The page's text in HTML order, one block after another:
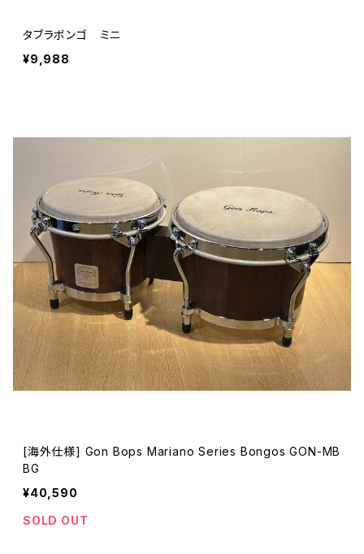
タブラボンゴ ミニ
¥9,988
[海外仕様] Gon Bops Mariano Series Bongos GON-MB
BG
¥40,590
SOLD OUT